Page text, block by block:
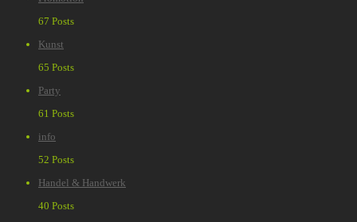
67 Posts
Kunst
65 Posts
Party
61 Posts
info
52 Posts
Handel & Handwerk
40 Posts